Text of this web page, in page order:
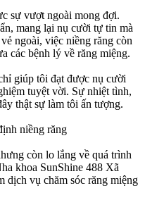
sự vượt ngoài mong đợi.
mang lại nụ cười tự tin mà
ngoài, việc niềng răng còn
các bệnh lý về răng miệng.
giúp tôi đạt được nụ cười
tuyệt vời. Sự nhiệt tình,
thật sự làm tôi ấn tượng.
niềng răng
còn lo lắng về quá trình
khoa SunShine 488 Xã
dịch vụ chăm sóc răng miệng